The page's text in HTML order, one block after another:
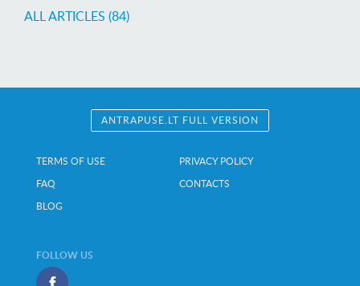
ALL ARTICLES (84)
ANTRAPUSE.LT FULL VERSION
TERMS OF USE
PRIVACY POLICY
FAQ
CONTACTS
BLOG
FOLLOW US